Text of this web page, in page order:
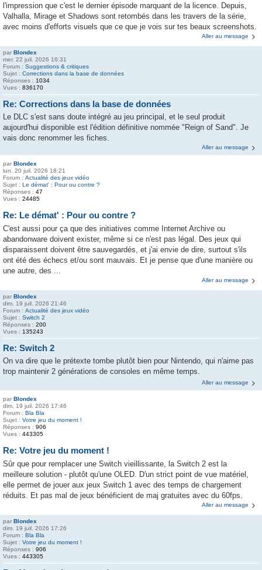
l'impression que c'est le dernier épisode marquant de la licence. Depuis,
Valhalla, Mirage et Shadows sont retombés dans les travers de la série,
avec moins d'efforts visuels que ce que je vois sur tes beaux screenshots.
Aller au message
par Blondex
mer. 22 juil. 2026 16:31
Forum : Suggestions & critiques
Sujet : Corrections dans la base de données
Réponses : 1034
Vues : 836170
Re: Corrections dans la base de données
Le DLC s'est sans doute intégré au jeu principal, et le seul produit
aujourd'hui disponible est l'édition définitive nommée "Reign of Sand". Je
vais donc renommer les fiches.
Aller au message
par Blondex
lun. 20 juil. 2026 18:21
Forum : Actualité des jeux vidéo
Sujet : Le démat' : Pour ou contre ?
Réponses : 47
Vues : 24485
Re: Le démat' : Pour ou contre ?
C'est aussi pour ça que des initiatives comme Internet Archive ou
abandonware doivent exister, même si ce n'est pas légal. Des jeux qui
disparaissent doivent être sauvegardés, et j'ai envie de dire, surtout s'ils
ont été des échecs et/ou sont mauvais. Et je pense que d'une manière ou
une autre, des ...
Aller au message
par Blondex
dim. 19 juil. 2026 21:46
Forum : Actualité des jeux vidéo
Sujet : Switch 2
Réponses : 200
Vues : 135243
Re: Switch 2
On va dire que le prétexte tombe plutôt bien pour Nintendo, qui n'aime pas
trop maintenir 2 générations de consoles en même temps.
Aller au message
par Blondex
dim. 19 juil. 2026 17:46
Forum : Bla Bla
Sujet : Votre jeu du moment !
Réponses : 906
Vues : 443305
Re: Votre jeu du moment !
Sûr que pour remplacer une Switch vieillissante, la Switch 2 est la
meilleure solution - plutôt qu'une OLED. D'un strict point de vue matériel,
elle permet de jouer aux jeux Switch 1 avec des temps de chargement
réduits. Et pas mal de jeux bénéficient de maj gratuites avec du 60fps.
Aller au message
par Blondex
dim. 19 juil. 2026 17:26
Forum : Bla Bla
Sujet : Votre jeu du moment !
Réponses : 906
Vues : 443305